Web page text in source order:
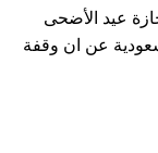
عيد الأضحى
عن ان وقفة